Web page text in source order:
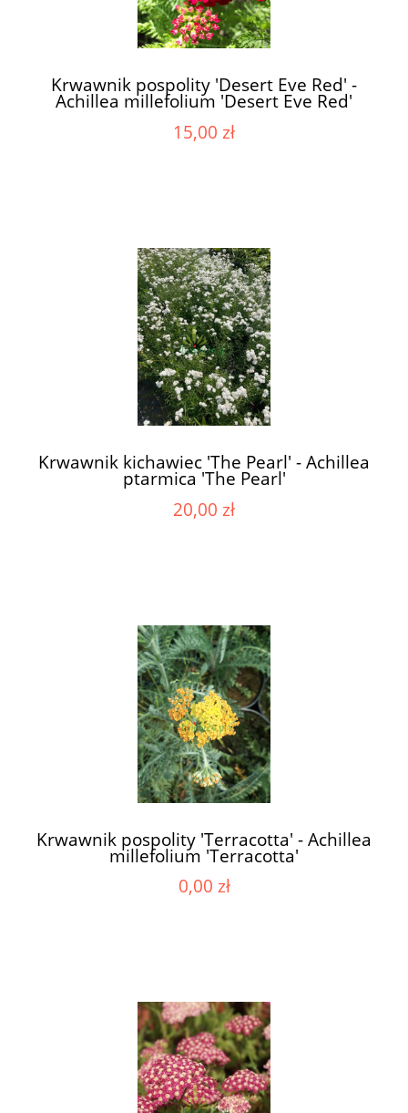
Krwawnik pospolity 'Desert Eve Red' -
Achillea millefolium 'Desert Eve Red'
15,00 zł
Krwawnik kichawiec 'The Pearl' - Achillea
ptarmica 'The Pearl'
20,00 zł
Krwawnik pospolity 'Terracotta' - Achillea
millefolium 'Terracotta'
0,00 zł